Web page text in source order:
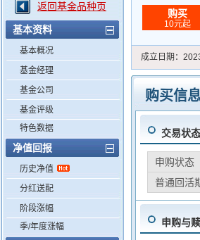
返回基金品种页
基本资料
基本概况
基金经理
基金公司
基金评级
特色数据
净值回报
历史净值
分红送配
阶段涨幅
季/年度涨幅
购买
10元起
成立日期：
购买信
交易状态
申购状态
普通回活
申购与